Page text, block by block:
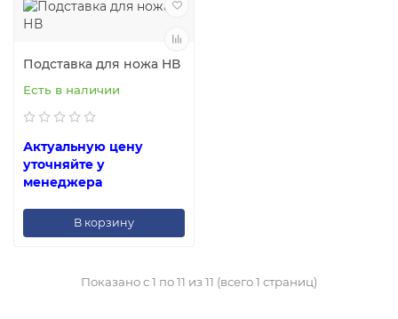
Подставка для ножа НВ
Есть в наличии
Актуальную цену
уточняйте у
менеджера
В корзину
Показано с 1 по 11 из 11 (всего 1 страниц)